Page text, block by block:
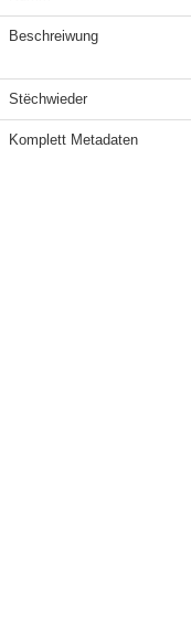
Beschreiwung
Stëchwieder
Komplett Metadaten